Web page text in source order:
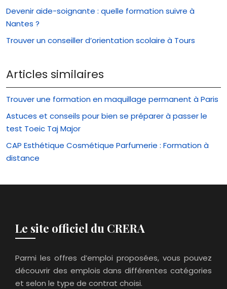
Devenir aide-soignante : quelle formation suivre à
Nantes ?
Trouver un conseiller d’orientation scolaire à Tours
Articles similaires
Trouver une formation en maquillage permanent à Paris
Astuces et conseils pour bien se préparer à passer le
test Toeic Taj Major
CAP Esthétique Cosmétique Parfumerie : Formation à
distance
Le site officiel du CRERA
Parmi les offres d’emploi proposées, vous pouvez
découvrir des emplois dans différentes catégories
et selon le type de contrat choisi.